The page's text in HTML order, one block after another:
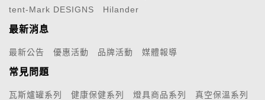
tent-Mark DESIGNS
Hilander
最新消息
最新公告 優惠活動 品牌活動 媒體報導
常見問題
瓦斯爐罐系列 健康保健系列 燈具商品系列
真空保溫系列